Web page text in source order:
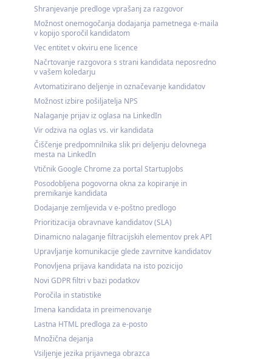
Shranjevanje predloge vprašanj za razgovor
Možnost onemogočanja dodajanja pametnega e-maila
v kopijo sporočil kandidatom
Vec entitet v okviru ene licence
Načrtovanje razgovora s strani kandidata neposredno
v vašem koledarju
Avtomatizirano deljenje in označevanje kandidatov
Možnost izbire pošiljatelja NPS
Nalaganje prijav iz oglasa na LinkedIn
Vir odziva na oglas vs. vir kandidata
Čiščenje predpomnilnika slik pri deljenju delovnega
mesta na LinkedIn
Vtičnik Google Chrome za portal StartupJobs
Posodobljena pogovorna okna za kopiranje in
premikanje kandidata
Dodajanje zemljevida v e-poštno predlogo
Prioritizacija obravnave kandidatov (SLA)
Dinamicno nalaganje filtracijskih elementov prek API
Upravljanje komunikacije glede zavrnitve kandidatov
Ponovljena prijava kandidata na isto pozicijo
Novi GDPR filtri v bazi podatkov
Poročila in statistike
Imena kandidata in preimenovanje
Lastna HTML predloga za e-posto
Množična dejanja
Vsiljenje jezika prijavnega obrazca